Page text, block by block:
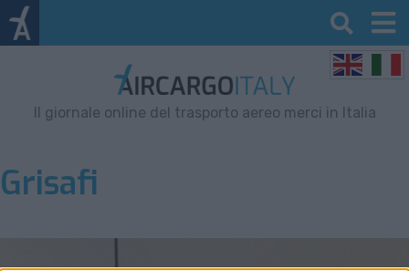
Il giornale online del trasporto aereo merci in Italia
Grisafi